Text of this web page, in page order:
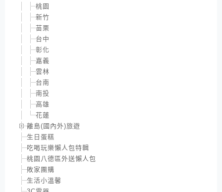
桃園
新竹
苗栗
台中
彰化
嘉義
雲林
台南
南投
高雄
花蓮
離島(國內外)旅遊
生日蛋糕
吃喝玩樂懶人包特輯
桃園八德區外送懶人包
敗家團購
生活小溫馨